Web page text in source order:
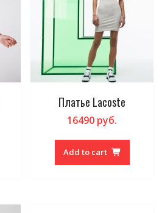
Платье Lacoste
16490 руб.
Add to cart